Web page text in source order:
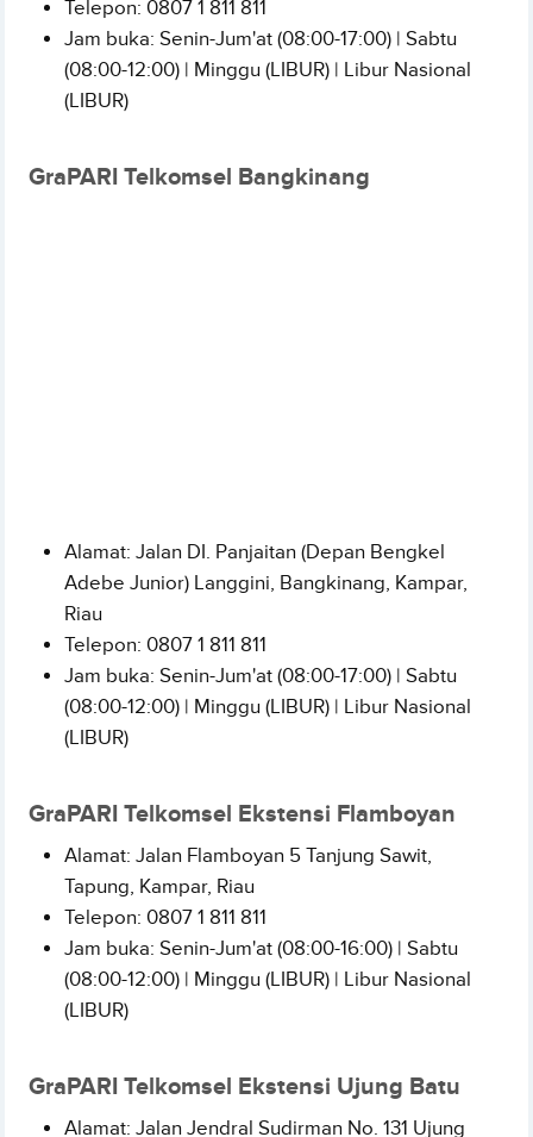
Telepon: 0807 1 811 811
Jam buka: Senin-Jum'at (08:00-17:00) | Sabtu
(08:00-12:00) | Minggu (LIBUR) | Libur Nasional
(LIBUR)
GraPARI Telkomsel Bangkinang
Alamat: Jalan DI. Panjaitan (Depan Bengkel
Adebe Junior) Langgini, Bangkinang, Kampar,
Riau
Telepon: 0807 1 811 811
Jam buka: Senin-Jum'at (08:00-17:00) | Sabtu
(08:00-12:00) | Minggu (LIBUR) | Libur Nasional
(LIBUR)
GraPARI Telkomsel Ekstensi Flamboyan
Alamat: Jalan Flamboyan 5 Tanjung Sawit,
Tapung, Kampar, Riau
Telepon: 0807 1 811 811
Jam buka: Senin-Jum'at (08:00-16:00) | Sabtu
(08:00-12:00) | Minggu (LIBUR) | Libur Nasional
(LIBUR)
GraPARI Telkomsel Ekstensi Ujung Batu
Alamat: Jalan Jendral Sudirman No. 131 Ujung